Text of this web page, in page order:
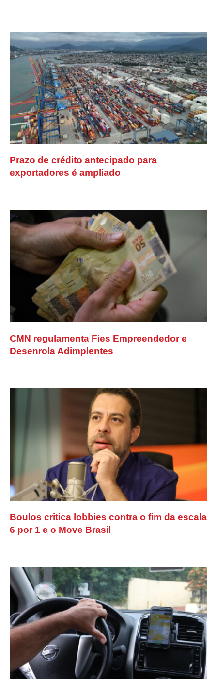
Prazo de crédito antecipado para
exportadores é ampliado
CMN regulamenta Fies Empreendedor e
Desenrola Adimplentes
Boulos critica lobbies contra o fim da escala
6 por 1 e o Move Brasil